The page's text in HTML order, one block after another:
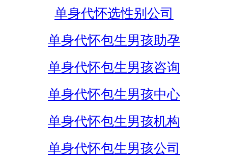
单身代怀选性别公司
单身代怀包生男孩助孕
单身代怀包生男孩咨询
单身代怀包生男孩中心
单身代怀包生男孩机构
单身代怀包生男孩公司